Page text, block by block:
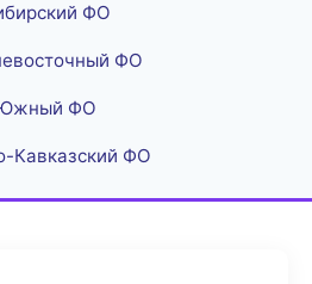
ФО
ФО
ФО
Кавказский ФО